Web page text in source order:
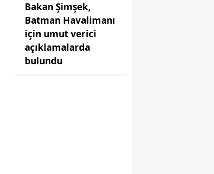
Bakan Şimşek,
Batman Havalimanı
için umut verici
açıklamalarda
bulundu